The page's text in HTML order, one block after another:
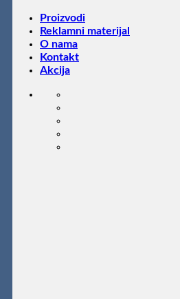
Proizvodi
Reklamni materijal
O nama
Kontakt
Akcija